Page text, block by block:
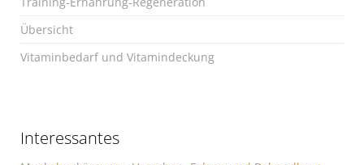
Übersicht
Vitaminbedarf und Vitamindeckung
Interessantes